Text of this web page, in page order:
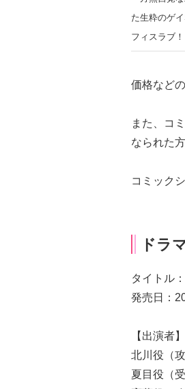
た生粋のゲ
フィスラブ！
価格など
また、コ
なられた
コミック
ドラ
タイトル
発売日：
【出演者】
北川役（
夏目役（